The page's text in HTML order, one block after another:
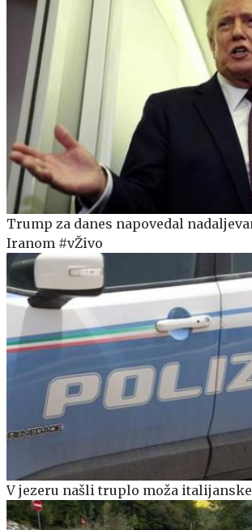
Trump za danes napovedal
Iranom #vŽivo
V jezeru našli truplo moža